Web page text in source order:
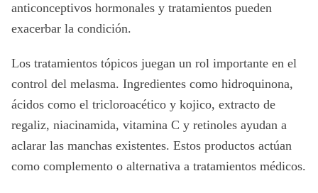
anticonceptivos hormonales y tratamientos pueden
exacerbar la condición.
Los tratamientos tópicos juegan un rol importante en el
control del melasma. Ingredientes como hidroquinona,
ácidos como el tricloroacético y kojico, extracto de
regaliz, niacinamida, vitamina C y retinoles ayudan a
aclarar las manchas existentes. Estos productos actúan
como complemento o alternativa a tratamientos médicos.